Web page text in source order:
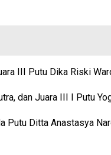
III Putu Dika Riski
dan Juara III I Putu
Putu Ditta Anastasya